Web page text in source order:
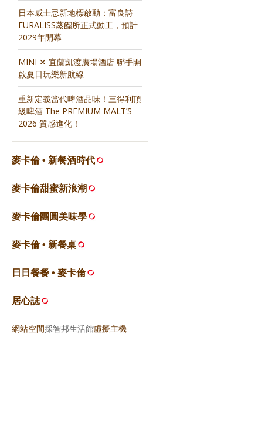
日本威士忌新地標啟動：富良詩
FURALISS蒸餾所正式動工，預計
2029年開幕
MINI ✕ 宜蘭凱渡廣場酒店 聯手開
啟夏日玩樂新航線
重新定義當代啤酒品味！三得利頂
級啤酒 The PREMIUM MALT’S
2026 質感進化！
麥卡倫 • 新餐酒時代
麥卡倫甜蜜新浪潮
麥卡倫團圓美味學
麥卡倫 • 新餐桌
日日餐餐 • 麥卡倫
居心誌
網站空間採智邦生活館虛擬主機